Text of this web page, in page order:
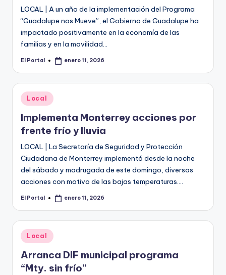
LOCAL | A un año de la implementación del Programa
“Guadalupe nos Mueve”, el Gobierno de Guadalupe ha
impactado positivamente en la economía de las
familias y en la movilidad…
Publicado
El Portal enero 11, 2026
Publicado
en
Local
Implementa Monterrey acciones por
frente frío y lluvia
LOCAL | La Secretaría de Seguridad y Protección
Ciudadana de Monterrey implementó desde la noche
del sábado y madrugada de este domingo, diversas
acciones con motivo de las bajas temperaturas.…
Publicado
El Portal enero 11, 2026
Publicado
en
Local
Arranca DIF municipal programa
“Mty. sin frío”